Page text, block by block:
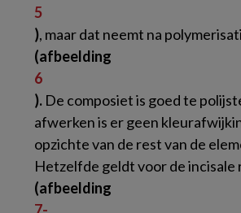
5
), maar dat neemt na
(afbeelding
6
). De composiet is goed te
afwerken is er geen
opzichte van de rest van de
Hetzelfde geldt voor de incisale
(afbeelding